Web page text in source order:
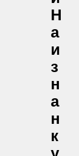
Н
А
И
З
Н
А
Н
К